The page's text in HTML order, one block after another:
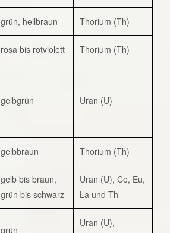
grün, hellbraun Thorium (Th)
rosa bis rotviolett Thorium (Th)
gelbgrün Uran (U)
gelbbraun Thorium (Th)
gelb bis braun,
grün bis schwarz
Uran (U), Ce, Eu,
La und Th
grün
Uran (U),